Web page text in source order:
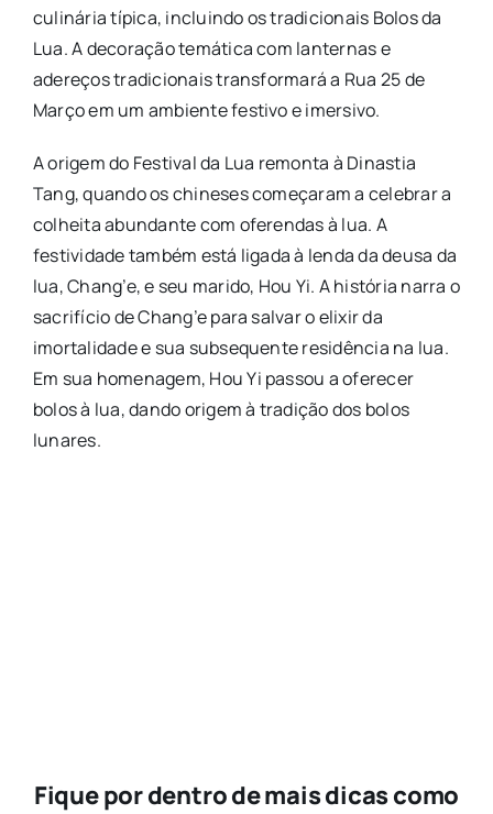
culinária típica, incluindo os tradicionais Bolos da
Lua. A decoração temática com lanternas e
adereços tradicionais transformará a Rua 25 de
Março em um ambiente festivo e imersivo.
A origem do Festival da Lua remonta à Dinastia
Tang, quando os chineses começaram a celebrar a
colheita abundante com oferendas à lua. A
festividade também está ligada à lenda da deusa da
lua, Chang’e, e seu marido, Hou Yi. A história narra o
sacrifício de Chang’e para salvar o elixir da
imortalidade e sua subsequente residência na lua.
Em sua homenagem, Hou Yi passou a oferecer
bolos à lua, dando origem à tradição dos bolos
lunares.
Fique por dentro de mais dicas como